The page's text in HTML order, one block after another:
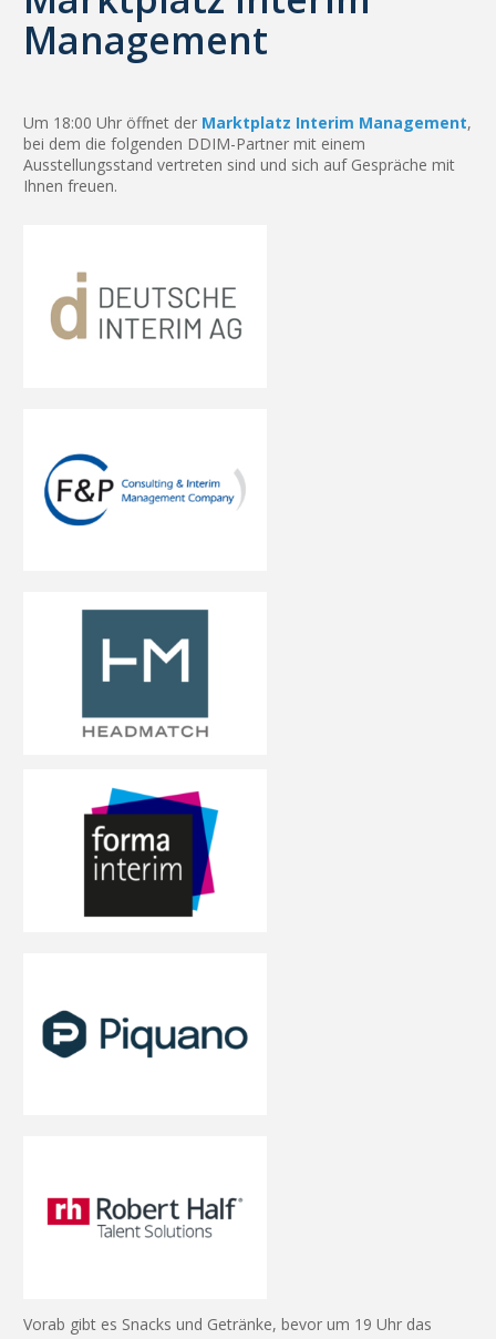
Management
Um 18:00 Uhr öffnet der Marktplatz Interim Management,
bei dem die folgenden DDIM-Partner mit einem
Ausstellungsstand vertreten sind und sich auf Gespräche mit
Ihnen freuen.
Vorab gibt es Snacks und Getränke, bevor um 19 Uhr das